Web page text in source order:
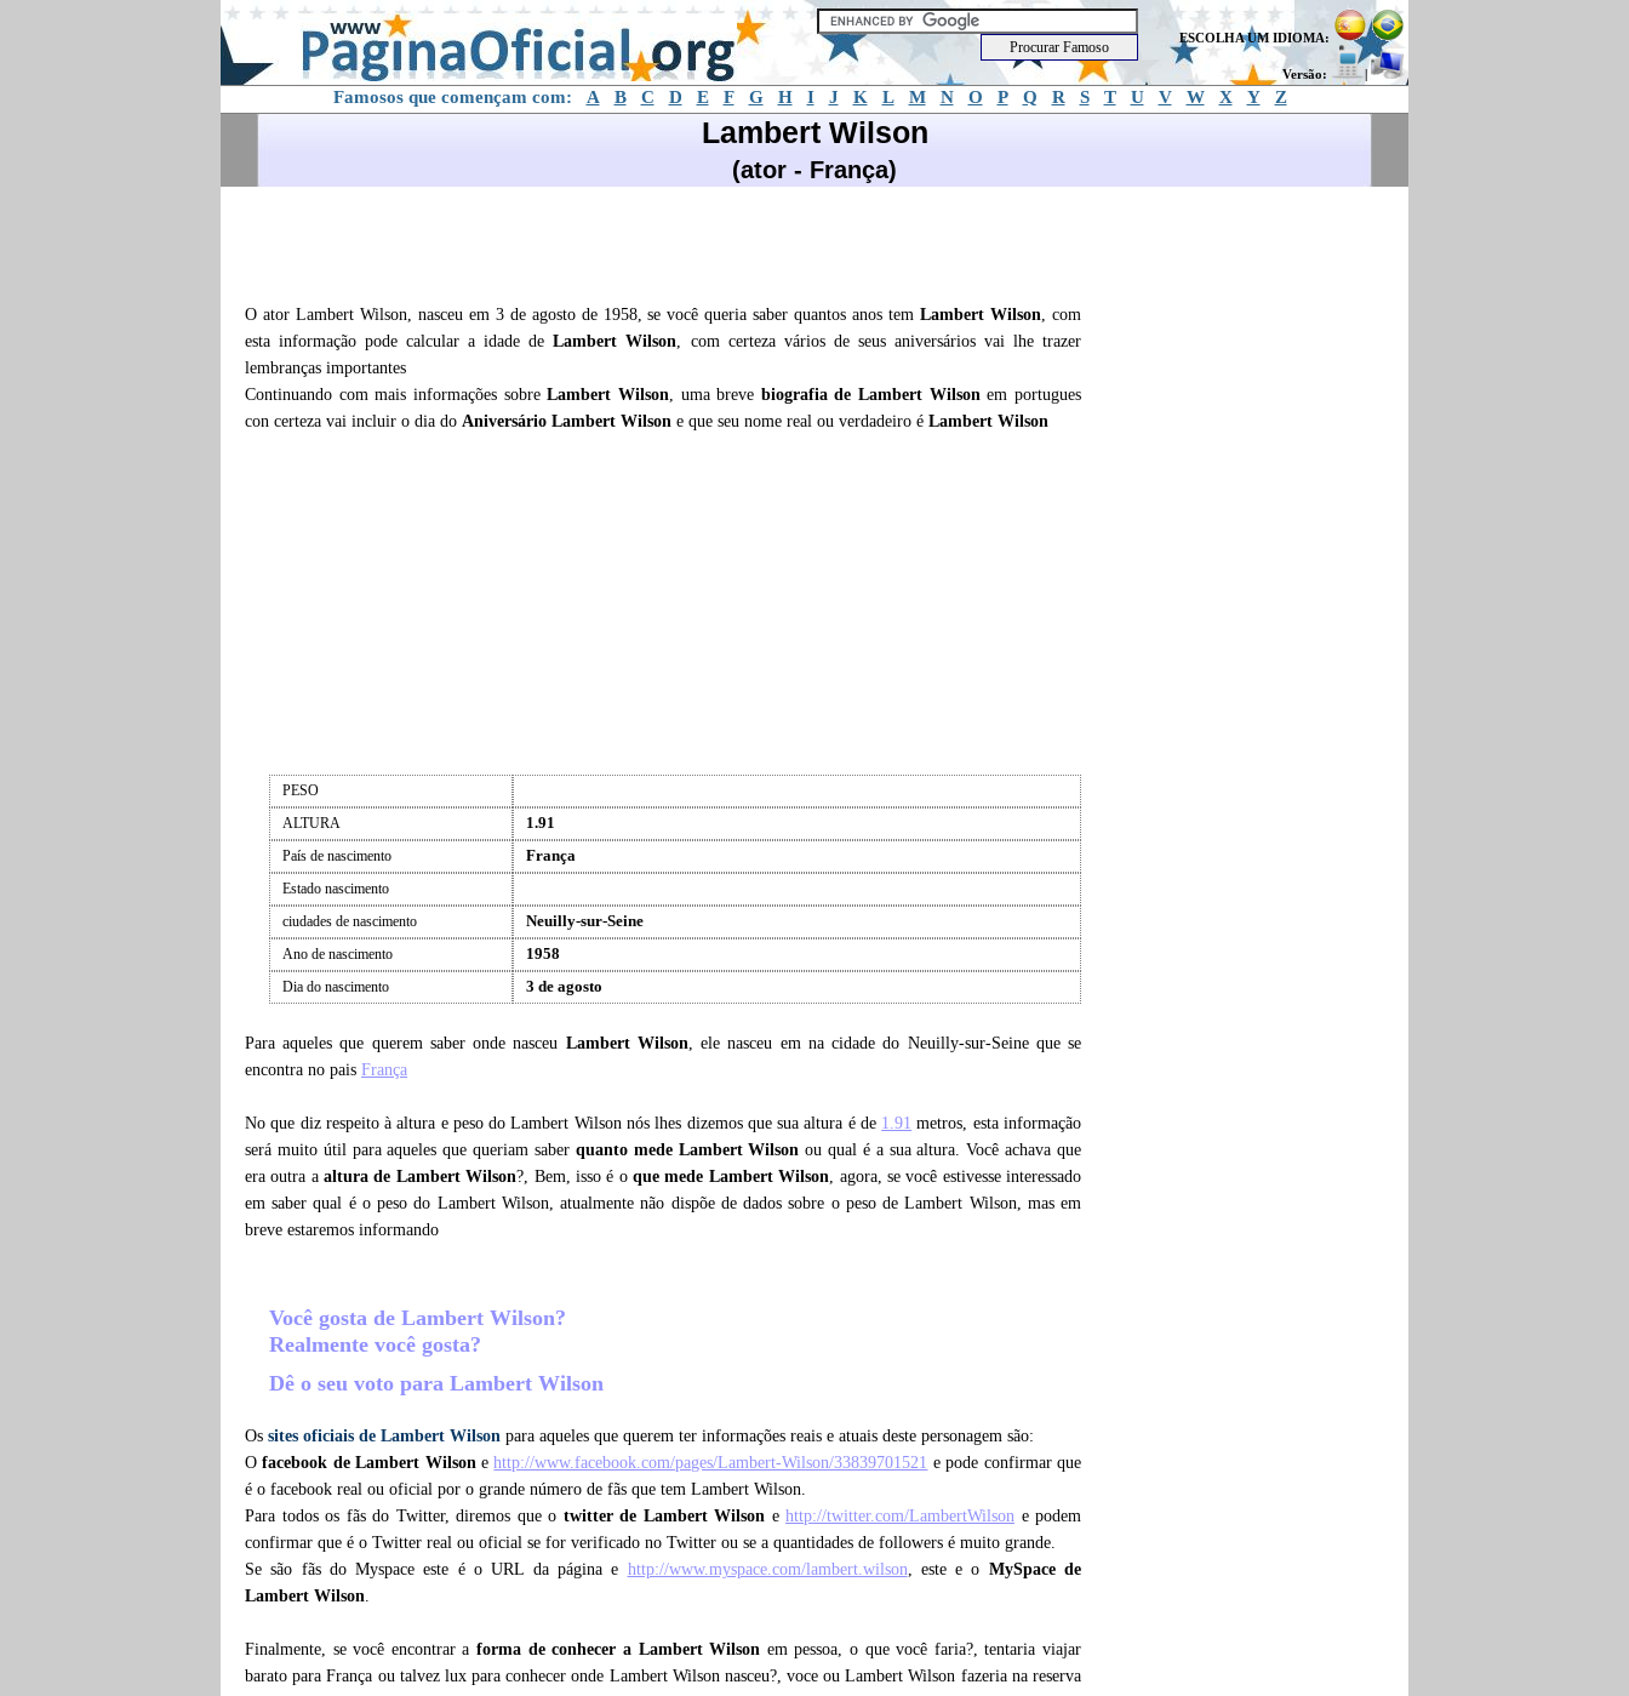
ESCOLHA UM IDIOMA:
Versão: |
Famosos que començam com: A B C D E F G H I J K L M N O P Q R S T U V W X Y Z
Lambert Wilson
(ator - França)
O ator Lambert Wilson, nasceu em 3 de agosto de 1958, se você queria saber quantos anos temLambert Wilson, com
esta informação pode calcular a idade deLambert Wilson, com certeza vários de seus aniversários vai lhe trazer
lembranças importantes
Continuando com mais informações sobreLambert Wilson, uma breve biografia deLambert Wilsonem portugues
con certeza vai incluir o dia do Aniversário Lambert Wilson e que seu nome real ou verdadeiro é Lambert Wilson
PESO
ALTURA
1.91
País de nascimento França
Estado nascimento
ciudades de nascimento
Neuilly-sur-Seine
Ano de nascimento 1958
Dia do nascimento 3 de agosto
Para aqueles que querem saber onde nasceu Lambert Wilson, ele nasceu em na cidade do Neuilly-sur-Seine que se
encontra no pais França
No que diz respeito à altura e peso do Lambert Wilson nós lhes dizemos que sua altura é de 1.91 metros, esta informação
será muito útil para aqueles que queriam saber quanto mede Lambert Wilson ou qual é a sua altura. Você achava que
era outra aaltura de Lambert Wilson?, Bem, isso é oque mede Lambert Wilson, agora, se você estivesse interessado
em saber qual é o peso do Lambert Wilson, atualmente não dispõe de dados sobre o peso de Lambert Wilson, mas em
breve estaremos informando
Você gosta de Lambert Wilson?
Realmente você gosta?
Dê o seu voto para Lambert Wilson
Os sites oficiais de Lambert Wilson para aqueles que querem ter informações reais e atuais deste personagem são:
Ofacebook de Lambert Wilsonehttp://www.facebook.com/pages/Lambert-Wilson/33839701521 e pode confirmar que
é o facebook real ou oficial por o grande número de fãs que tem Lambert Wilson.
Para todos os fãs do Twitter, diremos que o twitter de Lambert Wilson e http://twitter.com/LambertWilson e podem
confirmar que é o Twitter real ou oficial se for verificado no Twitter ou se a quantidades de followers é muito grande.
Se são fãs do Myspace este é o URL da página e http://www.myspace.com/lambert.wilson, este e o MySpace de
Lambert Wilson.
Finalmente, se você encontrar aforma de conhecer a Lambert Wilson em pessoa, o que você faria?, tentaria viajar
barato para França ou talvez lux para conhecer onde Lambert Wilson nasceu?, voce ou Lambert Wilson fazeria na reserva